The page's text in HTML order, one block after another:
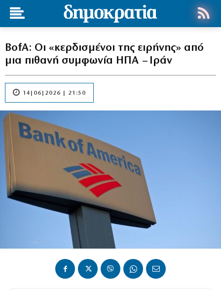
BofA: Οι «κερδισμένοι της ειρήνης» από
μια πιθανή συμφωνία ΗΠΑ – Ιράν
14|06|2026 | 21:50